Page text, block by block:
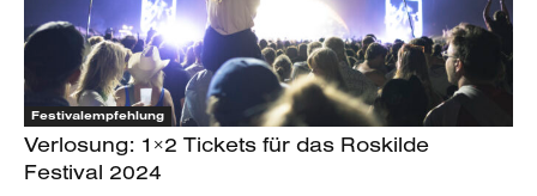
Festivalempfehlung
Verlosung: 1×2 Tickets für das Roskilde
Festival 2024